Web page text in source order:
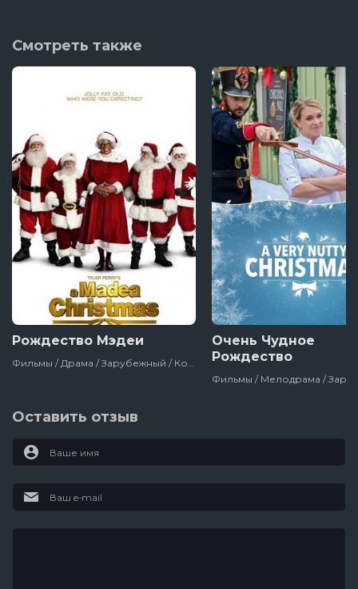
Смотреть также
Рождество Мэдеи
Очень Чудное
Рождество
Оставить отзыв